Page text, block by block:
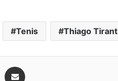
Tenis Thiago
Reddit